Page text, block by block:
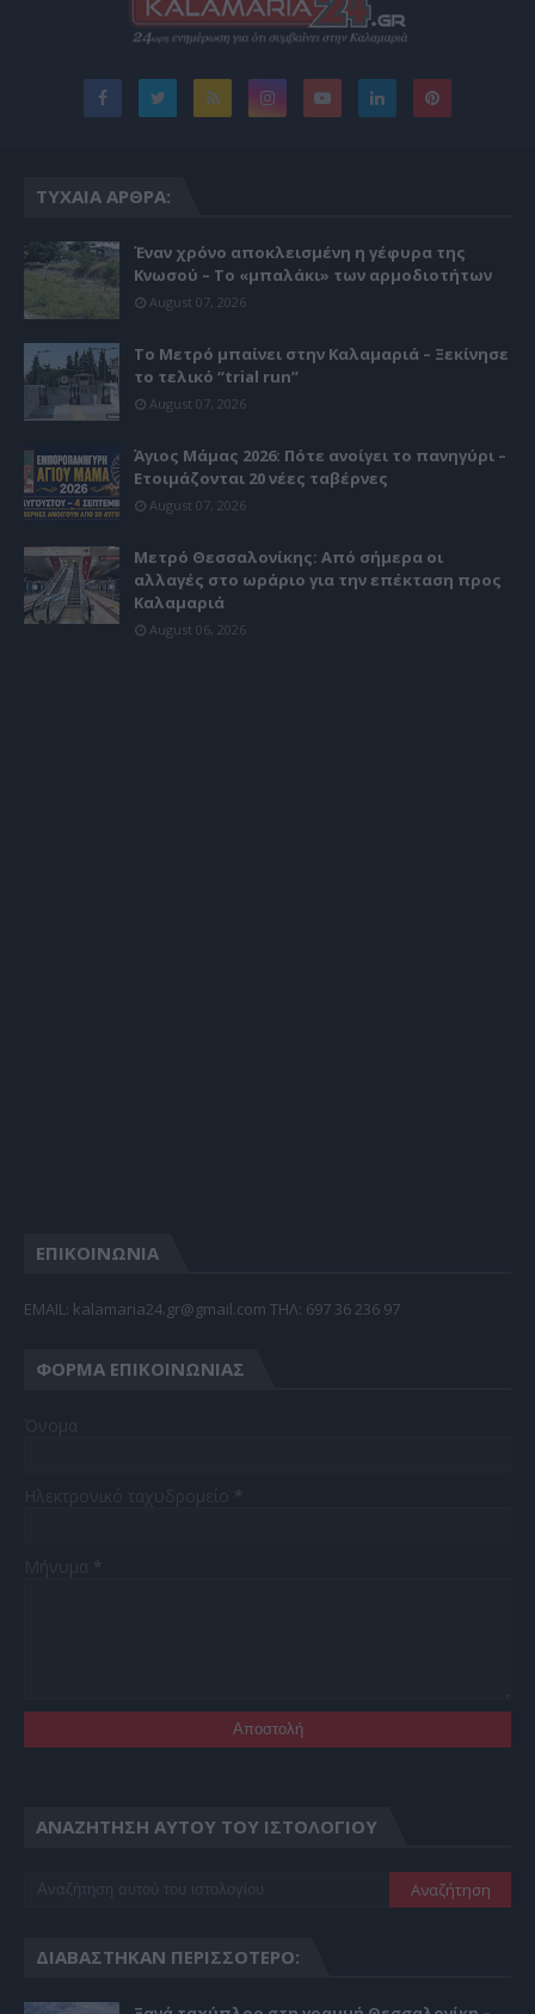
ΤΥΧΑΊΑ ΆΡΘΡΑ:
Έναν χρόνο αποκλεισμένη η γέφυρα της
Κνωσού – Το «μπαλάκι» των αρμοδιοτήτων
August 07, 2026
Το Μετρό μπαίνει στην Καλαμαριά – Ξεκίνησε
το τελικό “trial run”
August 07, 2026
Άγιος Μάμας 2026: Πότε ανοίγει το πανηγύρι –
Ετοιμάζονται 20 νέες ταβέρνες
August 07, 2026
Μετρό Θεσσαλονίκης: Από σήμερα οι
αλλαγές στο ωράριο για την επέκταση προς
Καλαμαριά
August 06, 2026
ΕΠΙΚΟΙΝΩΝΙΑ
EMAIL: kalamaria24.gr@gmail.com TΗΛ: 697 36 236 97
ΦΌΡΜΑ ΕΠΙΚΟΙΝΩΝΊΑΣ
ΑΝΑΖΉΤΗΣΗ ΑΥΤΟΎ ΤΟΥ ΙΣΤΟΛΟΓΊΟΥ
ΔΙΑΒΆΣΤΗΚΑΝ ΠΕΡΙΣΣΌΤΕΡΟ: